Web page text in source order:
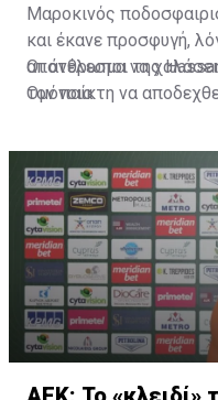
Μαροκινός
και έκανε προσφυγή,
αποτέλεσμα να
Ομόνοια.
Οι άνθρωποι της
τον παίκτη να
μετακίνησή του, αλλά ο
να λύσει το συμβόλαιό
ελεύθερα σε
καλοκαίρι.